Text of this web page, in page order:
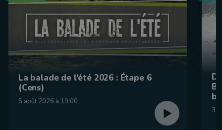
La balade de l'été 2026 : Étape 6
(Cens)
5 août 2026 à 19:00
31